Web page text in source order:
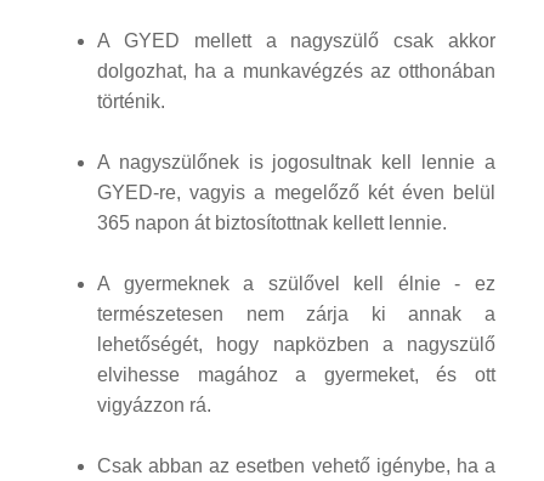
A GYED mellett a nagyszülő csak akkor
dolgozhat, ha a munkavégzés az otthonában
történik.
A nagyszülőnek is jogosultnak kell lennie a
GYED-re, vagyis a megelőző két éven belül
365 napon át biztosítottnak kellett lennie.
A gyermeknek a szülővel kell élnie - ez
természetesen nem zárja ki annak a
lehetőségét, hogy napközben a nagyszülő
elvihesse magához a gyermeket, és ott
vigyázzon rá.
Csak abban az esetben vehető igénybe, ha a